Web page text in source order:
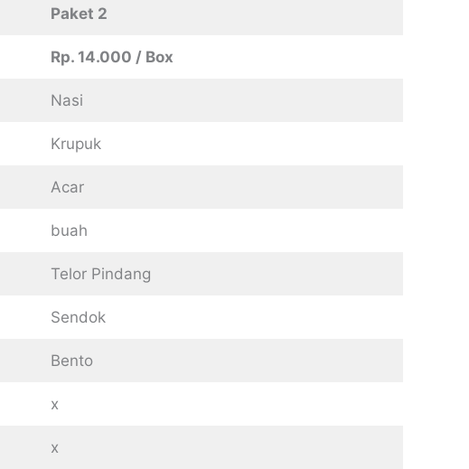
Paket 2
Rp. 14.000 / Box
Nasi
Krupuk
Acar
buah
Telor Pindang
Sendok
Bento
x
x